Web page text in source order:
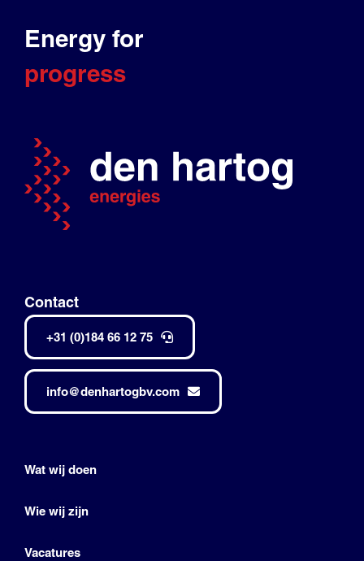
Energy for
progress
Contact
+31 (0)184 66 12 75
info@denhartogbv.com
Wat wij doen
Wie wij zijn
Vacatures